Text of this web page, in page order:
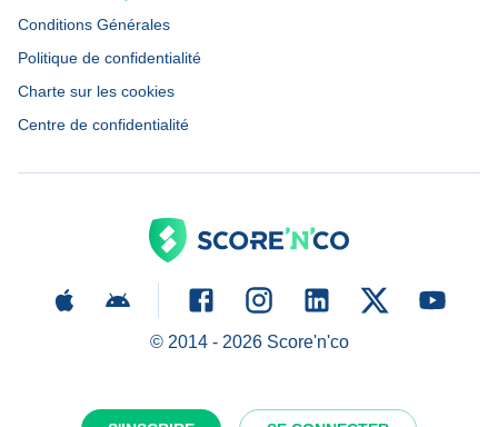
Conditions Générales
Politique de confidentialité
Charte sur les cookies
Centre de confidentialité
© 2014 - 2026Score'n'co